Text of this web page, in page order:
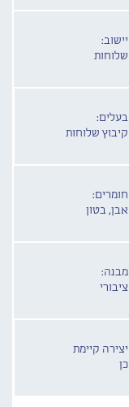
יישוב:
שלוחות
בעלים:
קיבוץ שלוחות
חומרים:
אבן, בטון
מבנה:
ציבורי
יצירה קיימת
כן